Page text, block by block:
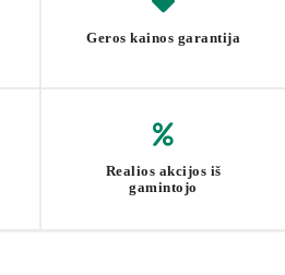
Geros kainos garantija
Realios akcijos iš
gamintojo